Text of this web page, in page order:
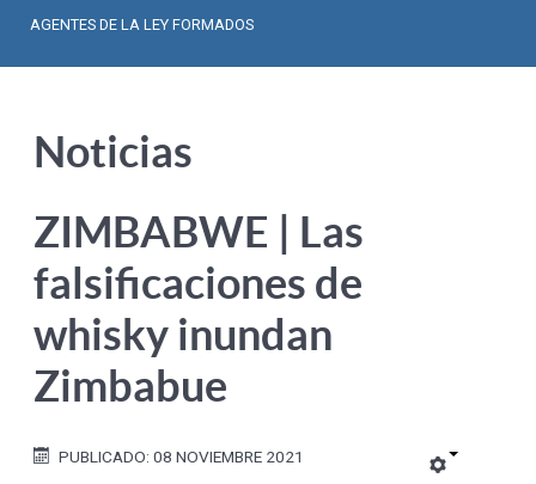
AGENTES DE LA LEY FORMADOS
Noticias
ZIMBABWE | Las
falsificaciones de
whisky inundan
Zimbabue
PUBLICADO: 08 NOVIEMBRE 2021